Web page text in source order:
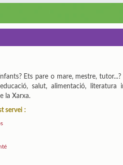
Ets pare o mare, mestre,
salut, alimentació, literatura
la Xarxa.
servei :